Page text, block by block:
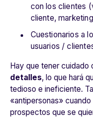
con los clientes
cliente,
Cuestionarios a
usuarios /
Hay que tener cuidado
detalles, lo que hará
tedioso e ineficiente.
«antipersonas»
prospectos que se